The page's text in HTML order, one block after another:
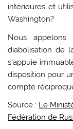
intérieures et
Washington?
Nous
diabolisation de
s’appuie
disposition pour
compte
Source : Le
Fédération de